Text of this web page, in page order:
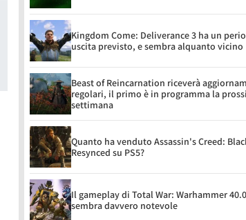
Kingdom Come: Deliverance 3 ha un
uscita previsto, e sembra alquanto vicino
Beast of Reincarnation riceverà
regolari, il primo è in programma la
settimana
Quanto ha venduto Assassin's Creed:
Resynced su PS5?
Il gameplay di Total War: Warhammer
sembra davvero notevole